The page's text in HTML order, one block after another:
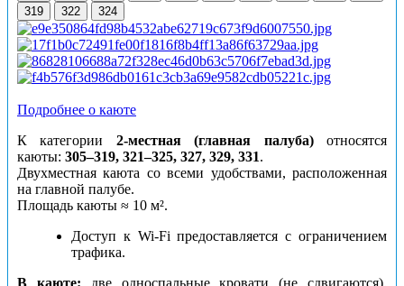
319
322 324
Подробнее о каюте
К категории 2-местная (главная палуба)относятся
каюты: 305–319, 321–325, 327, 329, 331.
Двухместная каюта со всеми удобствами, расположенная
на главной палубе.
Площадь каюты ≈ 10 м².
Доступ к Wi-Fi предоставляется с ограничением
трафика.
В каюте: две односпальные кровати (не сдвигаются),